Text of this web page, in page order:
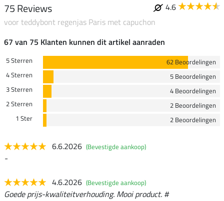
75 Reviews
4.6
voor teddybont regenjas Paris met capuchon
67 van 75 Klanten kunnen dit artikel aanraden
5 Sterren
62 Beoordelingen
4 Sterren
5 Beoordelingen
3 Sterren
4 Beoordelingen
2 Sterren
2 Beoordelingen
1 Ster
2 Beoordelingen
6.6.2026 (Bevestigde aankoop)
-
4.6.2026 (Bevestigde aankoop)
Goede prijs-kwaliteitverhouding. Mooi product. #